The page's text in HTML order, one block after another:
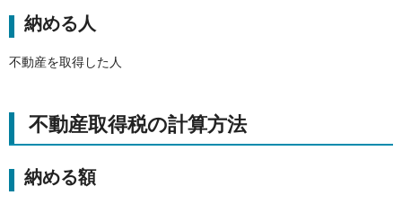
納める人
不動産を取得した人
不動産取得税の計算方法
納める額